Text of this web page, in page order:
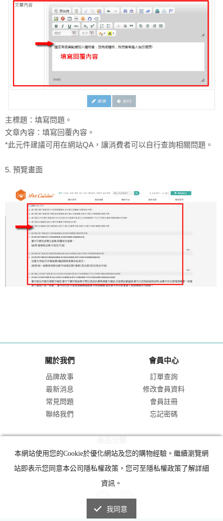
主標題：填寫問題。
文章內容：填寫回覆內容。
*此元件建議可用在網站QA，讓消費者可以自行查詢相關問題。
5. 預覽畫面
關於我們
品牌故事
最新消息
常見問題
聯絡我們
會員中心
訂單查詢
修改會員資料
會員註冊
忘記密碼
男-上衣
男-褲子
女-上衣
女-褲裙
本網站使用您的Cookie於優化網站及您的購物經驗。繼續瀏覽網
站即表示您同意本公司隱私權政策，您可至隱私權政策了解詳細
資訊。
我同意